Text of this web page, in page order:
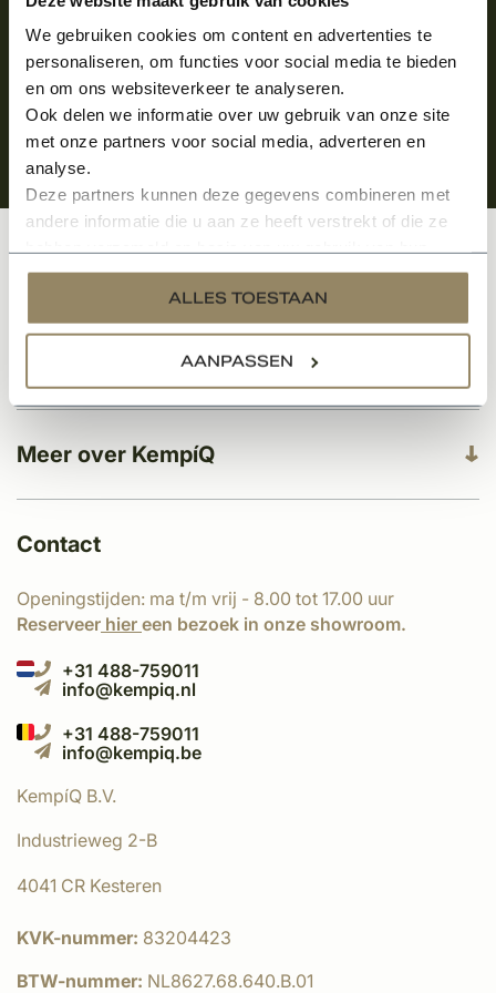
We gebruiken cookies om content en advertenties te
personaliseren, om functies voor social media te bieden
en om ons websiteverkeer te analyseren.
Ook delen we informatie over uw gebruik van onze site
met onze partners voor social media, adverteren en
analyse.
Deze partners kunnen deze gegevens combineren met
andere informatie die u aan ze heeft verstrekt of die ze
services.
ALLES TOESTAAN
AANPASSEN
Meer over KempíQ
Klantenservice
Contact
Openingstijden: ma t/m vrij - 8.00 tot 17.00 uur
Reserveer hier een bezoek in onze showroom.
+31 488-759011
info@kempiq.nl
+31 488-759011
info@kempiq.be
KempíQ B.V.
Industrieweg 2-B
4041 CR Kesteren
KVK-nummer: 83204423
BTW-nummer: NL8627.68.640.B.01